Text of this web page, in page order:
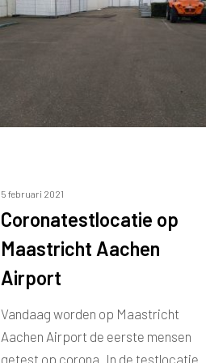
5 februari 2021
Coronatestlocatie op
Maastricht Aachen
Airport
Vandaag worden op Maastricht
Aachen Airport de eerste mensen
getest op corona. In de